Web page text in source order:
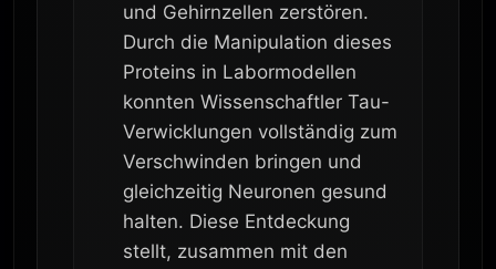
und Gehirnzellen zerstören.
Durch die Manipulation dieses
Proteins in Labormodellen
konnten Wissenschaftler Tau-
Verwicklungen vollständig zum
Verschwinden bringen und
gleichzeitig Neuronen gesund
halten. Diese Entdeckung
stellt, zusammen mit den